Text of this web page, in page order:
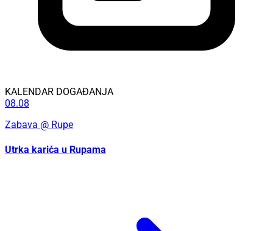
KALENDAR DOGAĐANJA
08.08
Zabava @ Rupe
Utrka karića u Rupama